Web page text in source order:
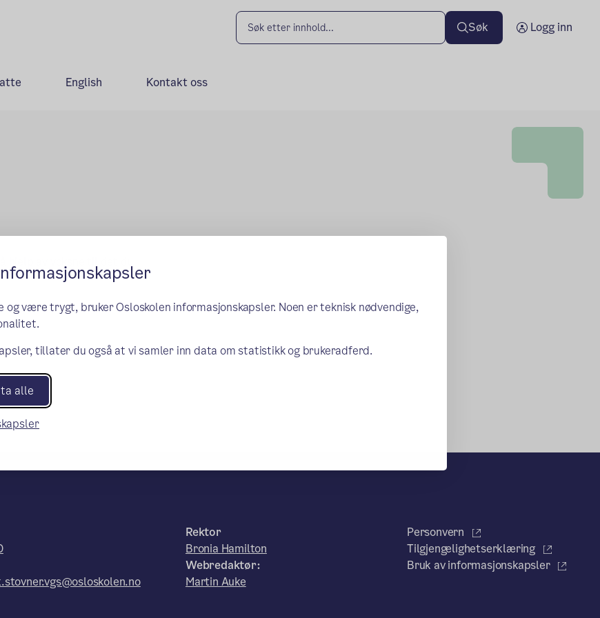
være trygt, bruker Osloskolen informasjonskapsler. Noen er teknisk nødvendige,
tillater du også at vi samler inn data om statistikk og brukeradferd.
alle
Søk Logg inn
English Kontakt oss
av voksne til det du
Rektor
Bronia Hamilton
Webredaktør:
Martin Auke
Personvern
Tilgjengelighetserklæring
Bruk av informasjonskapsler